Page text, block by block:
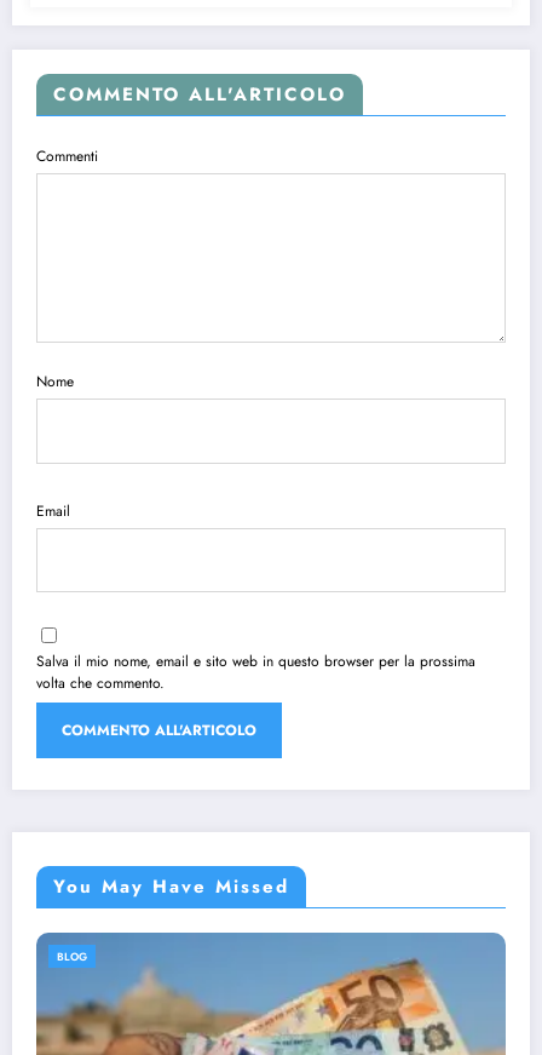
COMMENTO ALL'ARTICOLO
Commenti
Nome
Email
Salva il mio nome, email e sito web in questo browser per la prossima
volta che commento.
You May Have Missed
BLOG